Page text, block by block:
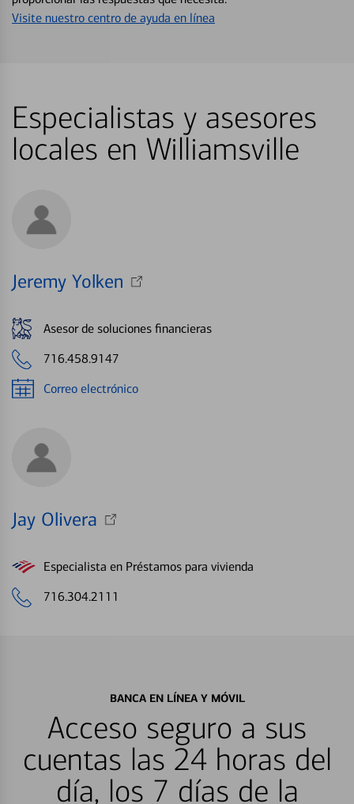
Visite nuestro centro de ayuda en línea
Especialistas y asesores
locales en Williamsville
Jeremy Yolken
Asesor de soluciones financieras
716.458.9147
Correo electrónico
Jay Olivera
Especialista en Préstamos para vivienda
716.304.2111
BANCA EN LÍNEA Y MÓVIL
Acceso seguro a sus
cuentas las 24 horas del
día, los 7 días de la